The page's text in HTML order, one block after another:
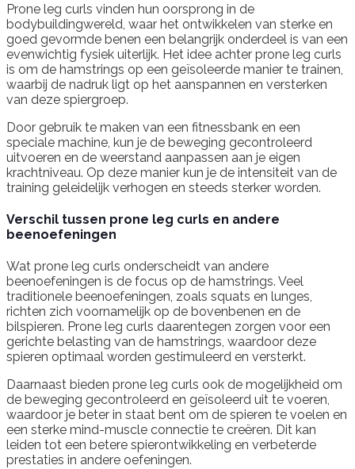
Prone leg curls vinden hun oorsprong in de
bodybuildingwereld, waar het ontwikkelen van sterke en
goed gevormde benen een belangrijk onderdeel is van een
evenwichtig fysiek uiterlijk. Het idee achter prone leg curls
is om de hamstrings op een geïsoleerde manier te trainen,
waarbij de nadruk ligt op het aanspannen en versterken
van deze spiergroep.
Door gebruik te maken van een fitnessbank en een
speciale machine, kun je de beweging gecontroleerd
uitvoeren en de weerstand aanpassen aan je eigen
krachtniveau. Op deze manier kun je de intensiteit van de
training geleidelijk verhogen en steeds sterker worden.
Verschil tussen prone leg curls en andere
beenoefeningen
Wat prone leg curls onderscheidt van andere
beenoefeningen is de focus op de hamstrings. Veel
traditionele beenoefeningen, zoals squats en lunges,
richten zich voornamelijk op de bovenbenen en de
bilspieren. Prone leg curls daarentegen zorgen voor een
gerichte belasting van de hamstrings, waardoor deze
spieren optimaal worden gestimuleerd en versterkt.
Daarnaast bieden prone leg curls ook de mogelijkheid om
de beweging gecontroleerd en geïsoleerd uit te voeren,
waardoor je beter in staat bent om de spieren te voelen en
een sterke mind-muscle connectie te creëren. Dit kan
leiden tot een betere spierontwikkeling en verbeterde
prestaties in andere oefeningen.